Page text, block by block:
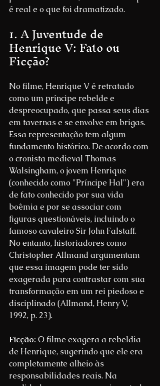
é real e o que foi dramatizado.
1. A Juventude de
Henrique V: Fato ou
Ficção?
No filme, Henrique V é retratado
como um príncipe rebelde e
despreocupado, que passa seus dias
em tavernas e se envolve em brigas.
Essa representação tem algum
fundamento histórico. De acordo com
o cronista medieval Thomas
Walsingham, o jovem Henrique
(conhecido como "Príncipe Hal") era
de fato conhecido por sua vida
boêmia e por se associar com
figuras questionáveis, incluindo o
famoso cavaleiro Sir John Falstaff.
No entanto, historiadores como
Christopher Allmand argumentam
que essa imagem pode ter sido
exagerada para contrastar com sua
transformação em um rei piedoso e
disciplinado (Allmand, Henry V,
1992, p. 23).
Ficção: O filme exagera a rebeldia
de Henrique, sugerindo que ele era
completamente alheio às
responsabilidades reais. Na